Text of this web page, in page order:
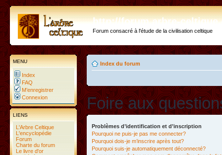
http://forum.arbre-
Forum consacré à l'étude de la civilisation celtique
MENU
Index
FAQ
M’enregistrer
Connexion
LIENS
L'Arbre Celtique
L'encyclopédie
Forum
Charte du forum
Le livre d'or
Index du forum
Foire aux
Problèmes d’identification et d’inscription
Pourquoi ne puis-je pas me connecter?
Pourquoi dois-je m’inscrire après tout?
Pourquoi suis-je automatiquement déconnecté?